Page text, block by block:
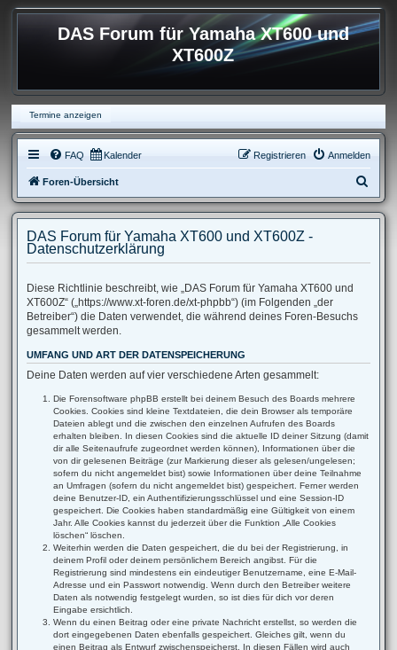
DAS Forum für Yamaha XT600 und
XT600Z
Termine anzeigen
FAQ Kalender Anmelden
Registrieren
Foren-Übersicht
u
e
DAS Forum für Yamaha XT600 und XT600Z -
Datenschutzerklärung
Diese Richtlinie beschreibt, wie „DAS Forum für Yamaha XT600 und
XT600Z“ („https://www.xt-foren.de/xt-phpbb“) (im Folgenden „der
Betreiber“) die Daten verwendet, die während deines Foren-Besuchs
gesammelt werden.
UMFANG UND ART DER DATENSPEICHERUNG
Deine Daten werden auf vier verschiedene Arten gesammelt:
Die Forensoftware phpBB erstellt bei deinem Besuch des Boards mehrere
Cookies. Cookies sind kleine Textdateien, die dein Browser als temporäre
Dateien ablegt und die zwischen den einzelnen Aufrufen des Boards
erhalten bleiben. In diesen Cookies sind die aktuelle ID deiner Sitzung (damit
dir alle Seitenaufrufe zugeordnet werden können), Informationen über die
von dir gelesenen Beiträge (zur Markierung dieser als gelesen/ungelesen;
sofern du nicht angemeldet bist) sowie Informationen über deine Teilnahme
an Umfragen (sofern du nicht angemeldet bist) gespeichert. Ferner werden
deine Benutzer-ID, ein Authentifizierungsschlüssel und eine Session-ID
gespeichert. Die Cookies haben standardmäßig eine Gültigkeit von einem
Jahr. Alle Cookies kannst du jederzeit über die Funktion „Alle Cookies
löschen“ löschen.
Weiterhin werden die Daten gespeichert, die du bei der Registrierung, in
deinem Profil oder deinem persönlichem Bereich angibst. Für die
Registrierung sind mindestens ein eindeutiger Benutzername, eine E-Mail-
Adresse und ein Passwort notwendig. Wenn durch den Betreiber weitere
Daten als notwendig festgelegt wurden, so ist dies für dich vor deren
Eingabe ersichtlich.
Wenn du einen Beitrag oder eine private Nachricht erstellst, so werden die
dort eingegebenen Daten ebenfalls gespeichert. Gleiches gilt, wenn du
einen Beitrag als Entwurf zwischenspeicherst. In diesen Fällen wird auch